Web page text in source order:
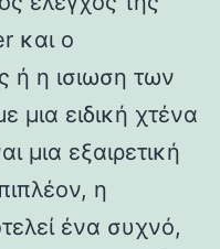
και ο
ή η ισιωση των
μια ειδική χτένα
μια εξαιρετική
η
ένα συχνό,